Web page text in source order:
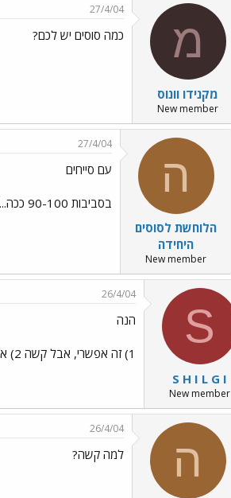
מ
מקנידו וונוס
New member
27/4/04
כמה סוסים יש לכם?
ה
הלוחשת לסוסים
היחידה
New member
27/4/04
עם סייחים
בסביבות 90-100 ככה....ולרכיבה 50 ומשהו בערך....אבל תמיד יש את הסוסים הצולעים\אחרי המלטה\רזים\יום מנוחה\זקנים וידה ידה ידה...
S
S H I L G I
New member
26/4/04
הנה
1) זה אפשרי, אבל קשה 2) אפשר, תלוי בחווה שאת נמצאת בה 3) החווה היא לא בחיפה, היא בבית אורן
ה
26/4/04
למה קשה?